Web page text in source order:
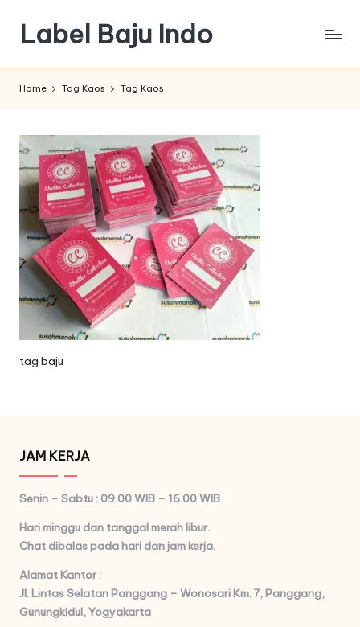
content
Label Baju Indo
Home Tag Kaos Tag Kaos
tag baju
JAM KERJA
Senin – Sabtu : 09.00 WIB – 16.00 WIB
Hari minggu dan tanggal merah libur.
Chat dibalas pada hari dan jam kerja.
Alamat Kantor :
Jl. Lintas Selatan Panggang – Wonosari Km. 7, Panggang,
Gunungkidul, Yogyakarta